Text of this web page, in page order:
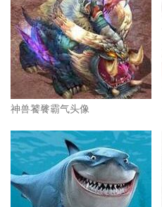
神兽饕餮霸气头像